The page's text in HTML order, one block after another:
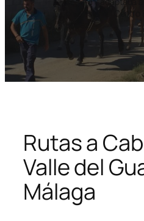
niveles en el
López.
Rutas a
Valle del
Málaga